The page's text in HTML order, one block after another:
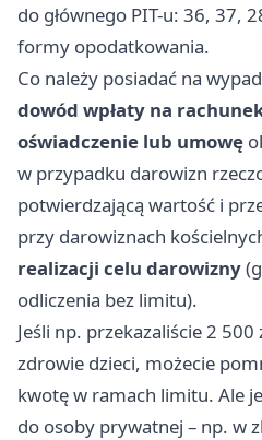
do głównego PIT-u: 36, 37,
formy opodatkowania.
Co należy posiadać na
dowód wpłaty na
oświadczenie lub umowę
w przypadku darowizn
potwierdzającą wartość i
przy darowiznach
realizacji celu darowizny
odliczenia bez limitu).
Jeśli np. przekazaliście 2 500
zdrowie dzieci, możecie
kwotę w ramach limitu. Ale
do osoby prywatnej – np. w